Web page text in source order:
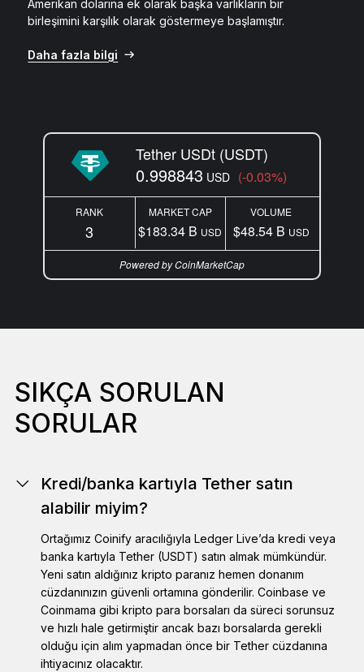
Amerikan dolarına ek olarak başka varlıkların bir
birleşimini karşılık olarak göstermeye başlamıştır.
Daha fazla bilgi
Tether USDt (USDT)
0.998843 USD (-0.03%)
RANK
3
MARKET CAP
$183.34 B USD
VOLUME
$48.54 B USD
Powered by CoinMarketCap
SIKÇA SORULAN
SORULAR
Kredi/banka kartıyla Tether satın
alabilir miyim?
Ortağımız Coinify aracılığıyla Ledger Live’da kredi veya
banka kartıyla Tether (USDT) satın almak mümkündür.
Yeni satın aldığınız kripto paranız hemen donanım
cüzdanınızın güvenli ortamına gönderilir. Coinbase ve
Coinmama gibi kripto para borsaları da süreci sorunsuz
ve hızlı hale getirmiştir ancak bazı borsalarda gerekli
olduğu için alım yapmadan önce bir Tether cüzdanına
ihtiyacınız olacaktır.